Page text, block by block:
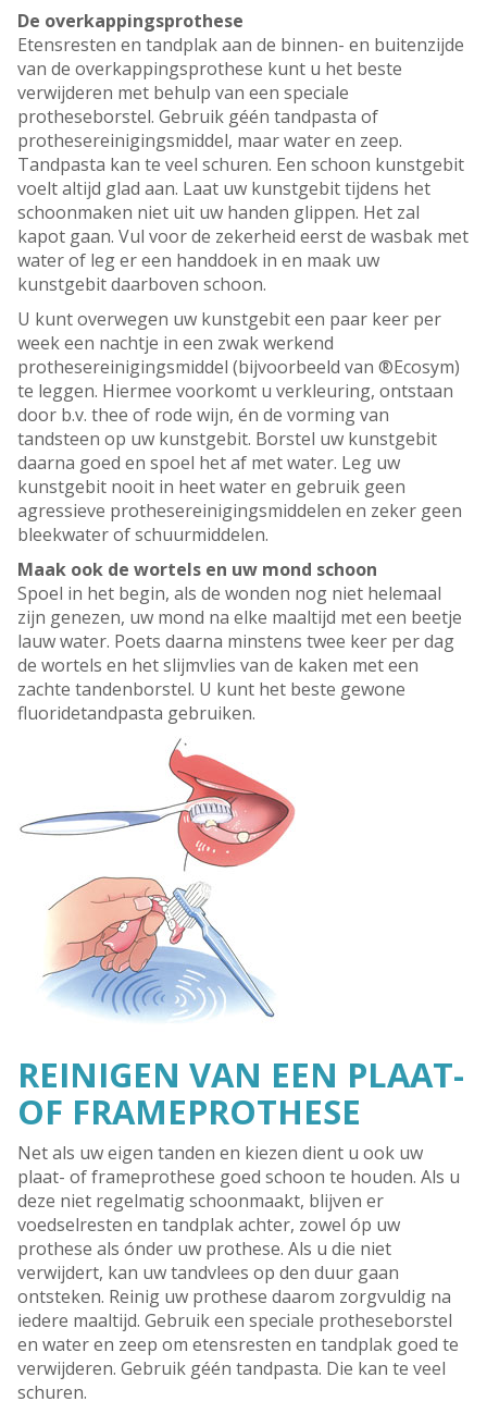
De overkappingsprothese
Etensresten en tandplak aan de binnen- en buitenzijde
van de overkappingsprothese kunt u het beste
verwijderen met behulp van een speciale
protheseborstel. Gebruik géén tandpasta of
prothesereinigingsmiddel, maar water en zeep.
Tandpasta kan te veel schuren. Een schoon kunstgebit
voelt altijd glad aan. Laat uw kunstgebit tijdens het
schoonmaken niet uit uw handen glippen. Het zal
kapot gaan. Vul voor de zekerheid eerst de wasbak met
water of leg er een handdoek in en maak uw
kunstgebit daarboven schoon.
U kunt overwegen uw kunstgebit een paar keer per
week een nachtje in een zwak werkend
prothesereinigingsmiddel (bijvoorbeeld van ®Ecosym)
te leggen. Hiermee voorkomt u verkleuring, ontstaan
door b.v. thee of rode wijn, én de vorming van
tandsteen op uw kunstgebit. Borstel uw kunstgebit
daarna goed en spoel het af met water. Leg uw
kunstgebit nooit in heet water en gebruik geen
agressieve prothesereinigingsmiddelen en zeker geen
bleekwater of schuurmiddelen.
Maak ook de wortels en uw mond schoon
Spoel in het begin, als de wonden nog niet helemaal
zijn genezen, uw mond na elke maaltijd met een beetje
lauw water. Poets daarna minstens twee keer per dag
de wortels en het slijmvlies van de kaken met een
zachte tandenborstel. U kunt het beste gewone
fluoridetandpasta gebruiken.
REINIGEN VAN EEN PLAAT-
OF FRAMEPROTHESE
Net als uw eigen tanden en kiezen dient u ook uw
plaat- of frameprothese goed schoon te houden. Als u
deze niet regelmatig schoonmaakt, blijven er
voedselresten en tandplak achter, zowel óp uw
prothese als ónder uw prothese. Als u die niet
verwijdert, kan uw tandvlees op den duur gaan
ontsteken. Reinig uw prothese daarom zorgvuldig na
iedere maaltijd. Gebruik een speciale protheseborstel
en water en zeep om etensresten en tandplak goed te
verwijderen. Gebruik géén tandpasta. Die kan te veel
schuren.